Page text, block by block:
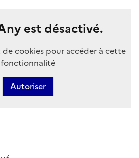
est désactivé.
cookies pour accéder à cette
fonctionnalité
Autoriser